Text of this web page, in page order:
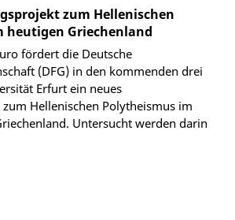
zum Hellenischen
heutigen Griechenland
fördert die Deutsche
(DFG) in den kommenden drei
Erfurt ein neues
Hellenischen Polytheismus im
Untersucht werden darin